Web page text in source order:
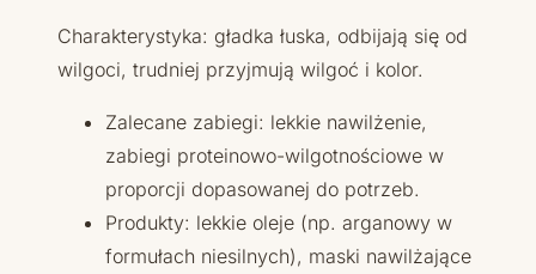
Charakterystyka: gładka łuska, odbijają się od
wilgoci, trudniej przyjmują wilgoć i kolor.
Zalecane zabiegi: lekkie nawilżenie,
zabiegi proteinowo-wilgotnościowe w
proporcji dopasowanej do potrzeb.
Produkty: lekkie oleje (np. arganowy w
formułach niesilnych), maski nawilżające